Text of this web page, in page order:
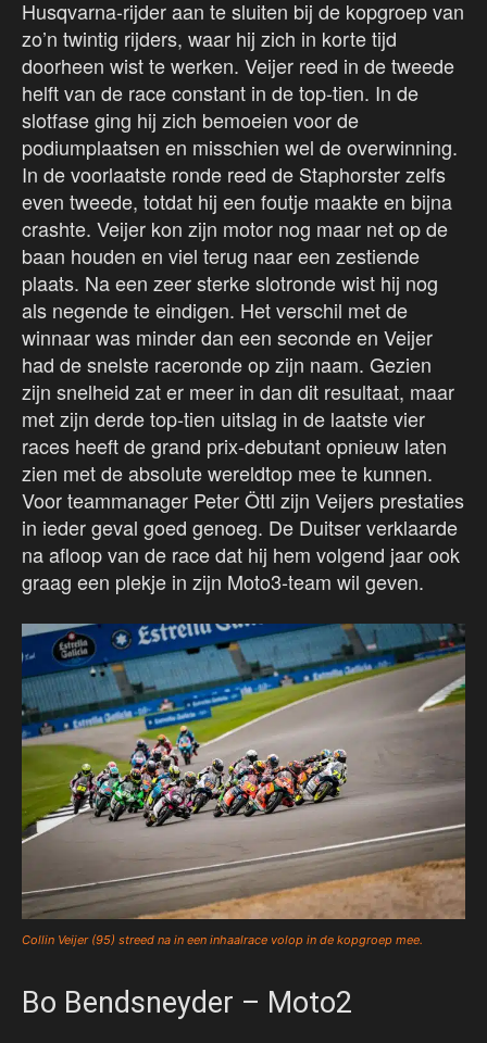
Husqvarna-rijder aan te sluiten bij de kopgroep van
zo’n twintig rijders, waar hij zich in korte tijd
doorheen wist te werken. Veijer reed in de tweede
helft van de race constant in de top-tien. In de
slotfase ging hij zich bemoeien voor de
podiumplaatsen en misschien wel de overwinning.
In de voorlaatste ronde reed de Staphorster zelfs
even tweede, totdat hij een foutje maakte en bijna
crashte. Veijer kon zijn motor nog maar net op de
baan houden en viel terug naar een zestiende
plaats. Na een zeer sterke slotronde wist hij nog
als negende te eindigen. Het verschil met de
winnaar was minder dan een seconde en Veijer
had de snelste raceronde op zijn naam. Gezien
zijn snelheid zat er meer in dan dit resultaat, maar
met zijn derde top-tien uitslag in de laatste vier
races heeft de grand prix-debutant opnieuw laten
zien met de absolute wereldtop mee te kunnen.
Voor teammanager Peter Öttl zijn Veijers prestaties
in ieder geval goed genoeg. De Duitser verklaarde
na afloop van de race dat hij hem volgend jaar ook
graag een plekje in zijn Moto3-team wil geven.
Collin Veijer (95) streed na in een inhaalrace volop in de kopgroep mee.
Bo Bendsneyder – Moto2